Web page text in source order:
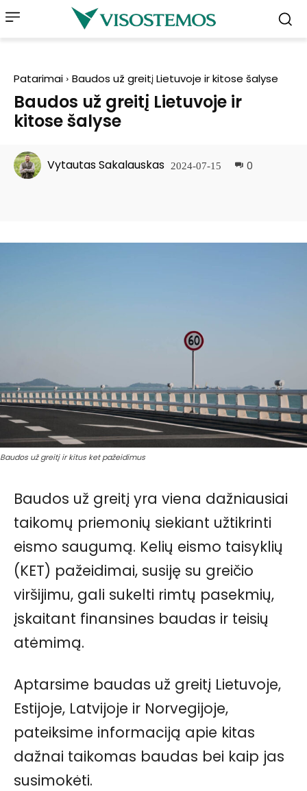
Patarimai Baudos už greitį Lietuvoje ir kitose šalyse
Baudos už greitį Lietuvoje ir
kitose šalyse
Vytautas Sakalauskas 2024-07-15 0
Baudos už greitį ir kitus ket pažeidimus
Baudos už greitį yra viena dažniausiai
taikomų priemonių siekiant užtikrinti
eismo saugumą. Kelių eismo taisyklių
(KET) pažeidimai, susiję su greičio
viršijimu, gali sukelti rimtų pasekmių,
įskaitant finansines baudas ir teisių
atėmimą.
Aptarsime baudas už greitį Lietuvoje,
Estijoje, Latvijoje ir Norvegijoje,
pateiksime informaciją apie kitas
dažnai taikomas baudas bei kaip jas
susimokėti.